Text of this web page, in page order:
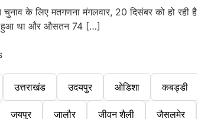
चुनाव के लिए मतगणना मंगलवार, 20 दिसंबर को हो
हुआ था और औसतन 74 […]
उत्तराखंड उदयपुर ओडिशा कबड्डी
जयपुर जालौर जीवन शैली जैसलमेर